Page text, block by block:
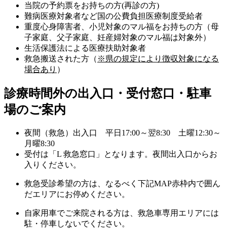
当院の予約票をお持ちの方(再診の方)
難病医療対象者など国の公費負担医療制度受給者
重度心身障害者、小児対象のマル福をお持ちの方（母
子家庭、父子家庭、妊産婦対象のマル福は対象外）
生活保護法による医療扶助対象者
救急搬送された方（ ※県の規定により徴収対象になる
場合あり ）
診療時間外の出入口・受付窓口・駐車
場のご案内
夜間（救急）出入口 平日17:00～翌8:30 土曜12:30～
月曜8:30
受付は「L 救急窓口」となります。夜間出入口からお
入りください。
救急受診希望の方は、なるべく下記MAP赤枠内で囲ん
だエリアにお停めください。
自家用車でご来院される方は、 救急車専用エリアには
駐・停車しないでください。